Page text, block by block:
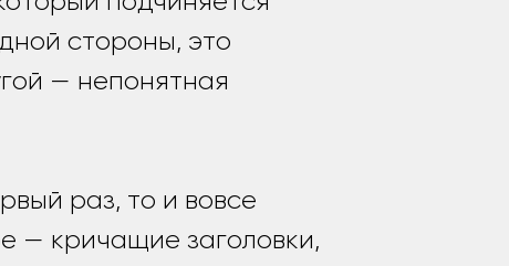
стороны, это
— непонятная
раз, то и вовсе
— кричащие заголовки,